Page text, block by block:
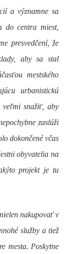
a významne sa
do centra miest,
presvedčení, že
aby sa stal
mestského
urbanistickú
veľmi snažiť, aby
zaslúži
dokončené včas
obyvatelia na
projekt je tu
nakupovať v
služby a tiež
mesta. Poskytne